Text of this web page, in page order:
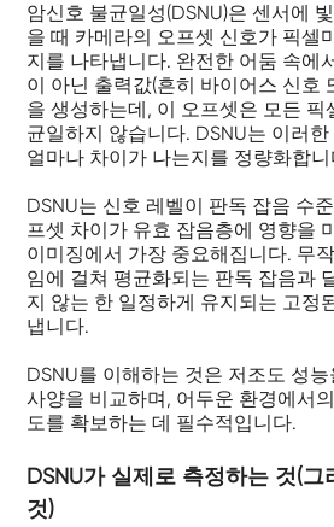
암신호 불균일성(DSNU)은 센서에
을 때 카메라의 오프셋 신호가 픽셀
지를 나타냅니다. 완전한 어둠 속에
이 아닌 출력값(흔히 바이어스 신호
을 생성하는데, 이 오프셋은 모든 픽
균일하지 않습니다. DSNU는 이러
얼마나 차이가 나는지를 정량화합니
DSNU는 신호 레벨이 판독 잡음 수
프셋 차이가 유효 잡음층에 영향을
이미징에서 가장 중요해집니다. 무
임에 걸쳐 평균화되는 판독 잡음과
지 않는 한 일정하게 유지되는 고정
냅니다.
DSNU를 이해하는 것은 저조도 성
사양을 비교하며, 어두운 환경에서
도를 확보하는 데 필수적입니다.
DSNU가 실제로 측정하는 것(
것)